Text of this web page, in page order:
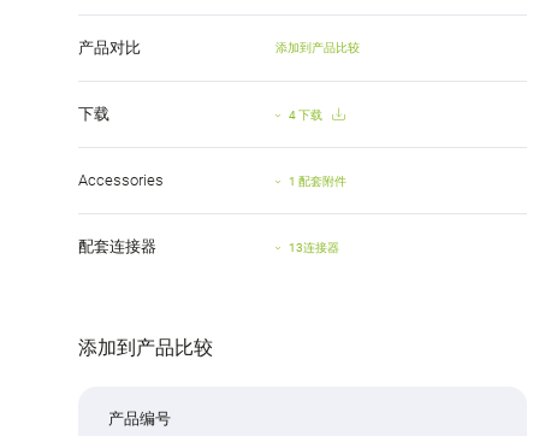
产品对比 添加到产品比较
下载 4 下载
Accessories 1 配套附件
配套连接器 13连接器
添加到产品比较
产品编号